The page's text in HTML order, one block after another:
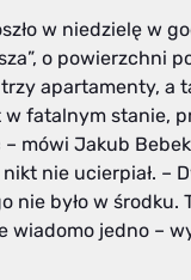
w niedzielę w
o powierzchni
apartamenty, a
fatalnym stanie,
mówi Jakub
nikt nie ucierpiał. –
nie było w środku.
wiadomo jedno –